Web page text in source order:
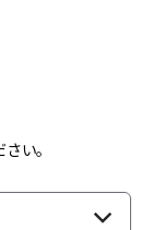
い。